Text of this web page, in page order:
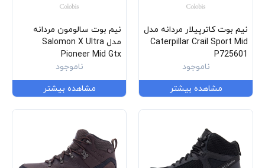
نیم بوت کاترپیلار مردانه مدل
Caterpillar Crail Sport Mid
P725601
ناموجود
مشاهده بیشتر
نیم بوت سالومون مردانه
مدل Salomon X Ultra
Pioneer Mid Gtx
L4719640029ناموجود
مشاهده بیشتر